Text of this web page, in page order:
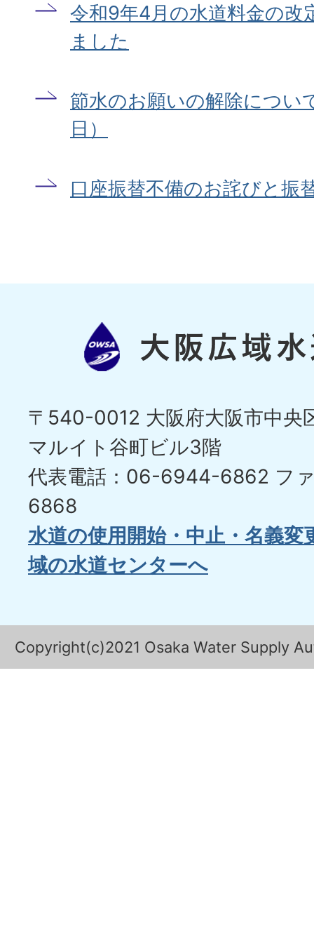
令和9年4月の水道料金の改
ました
節水のお願いの解除につい
日）
口座振替不備のお詫びと振
〒540-0012 大阪府大阪市中央
マルイト谷町ビル3階
代表電話：06-6944-6862 フ
6868
水道の使用開始・中止・名義変
域の水道センターへ
Copyright(c)2021 Osaka Water Supply